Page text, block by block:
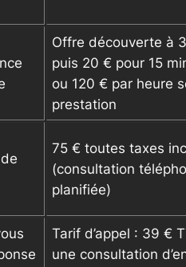
Offre découverte à
puis 20 € pour 15
ou 120 € par heure
prestation
75 € toutes taxes
(consultation
planifiée)
Tarif d’appel : 39 €
une consultation